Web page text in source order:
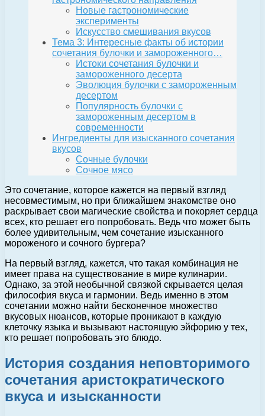
Новые гастрономические
эксперименты
Искусство смешивания вкусов
Тема 3: Интересные факты об истории
сочетания булочки и замороженного…
Истоки сочетания булочки и
замороженного десерта
Эволюция булочки с замороженным
десертом
Популярность булочки с
замороженным десертом в
современности
Ингредиенты для изысканного сочетания
вкусов
Сочные булочки
Сочное мясо
Это сочетание, которое кажется на первый взгляд
несовместимым, но при ближайшем знакомстве оно
раскрывает свои магические свойства и покоряет сердца
всех, кто решает его попробовать. Ведь что может быть
более удивительным, чем сочетание изысканного
мороженого и сочного бургера?
На первый взгляд, кажется, что такая комбинация не
имеет права на существование в мире кулинарии.
Однако, за этой необычной связкой скрывается целая
философия вкуса и гармонии. Ведь именно в этом
сочетании можно найти бесконечное множество
вкусовых нюансов, которые проникают в каждую
клеточку языка и вызывают настоящую эйфорию у тех,
кто решает попробовать это блюдо.
История создания неповторимого
сочетания аристократического
вкуса и изысканности